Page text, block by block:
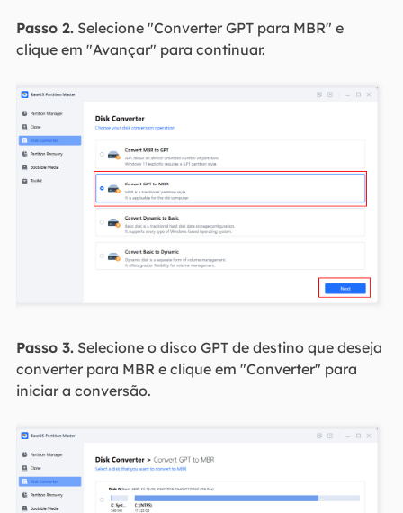
Passo 2.Selecione "Converter GPT para MBR" e
clique em "Avançar" para continuar.
Passo 3.Selecione o disco GPT de destino que deseja
converter para MBR e clique em "Converter" para
iniciar a conversão.